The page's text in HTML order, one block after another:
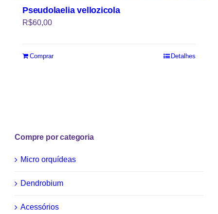
Pseudolaelia vellozicola
R$60,00
Comprar Detalhes
Compre por categoria
Micro orquídeas
Dendrobium
Acessórios